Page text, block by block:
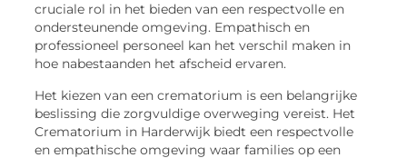
cruciale rol in het bieden van een respectvolle en
ondersteunende omgeving. Empathisch en
professioneel personeel kan het verschil maken in
hoe nabestaanden het afscheid ervaren.
Het kiezen van een crematorium is een belangrijke
beslissing die zorgvuldige overweging vereist. Het
Crematorium in Harderwijk biedt een respectvolle
en empathische omgeving waar families op een